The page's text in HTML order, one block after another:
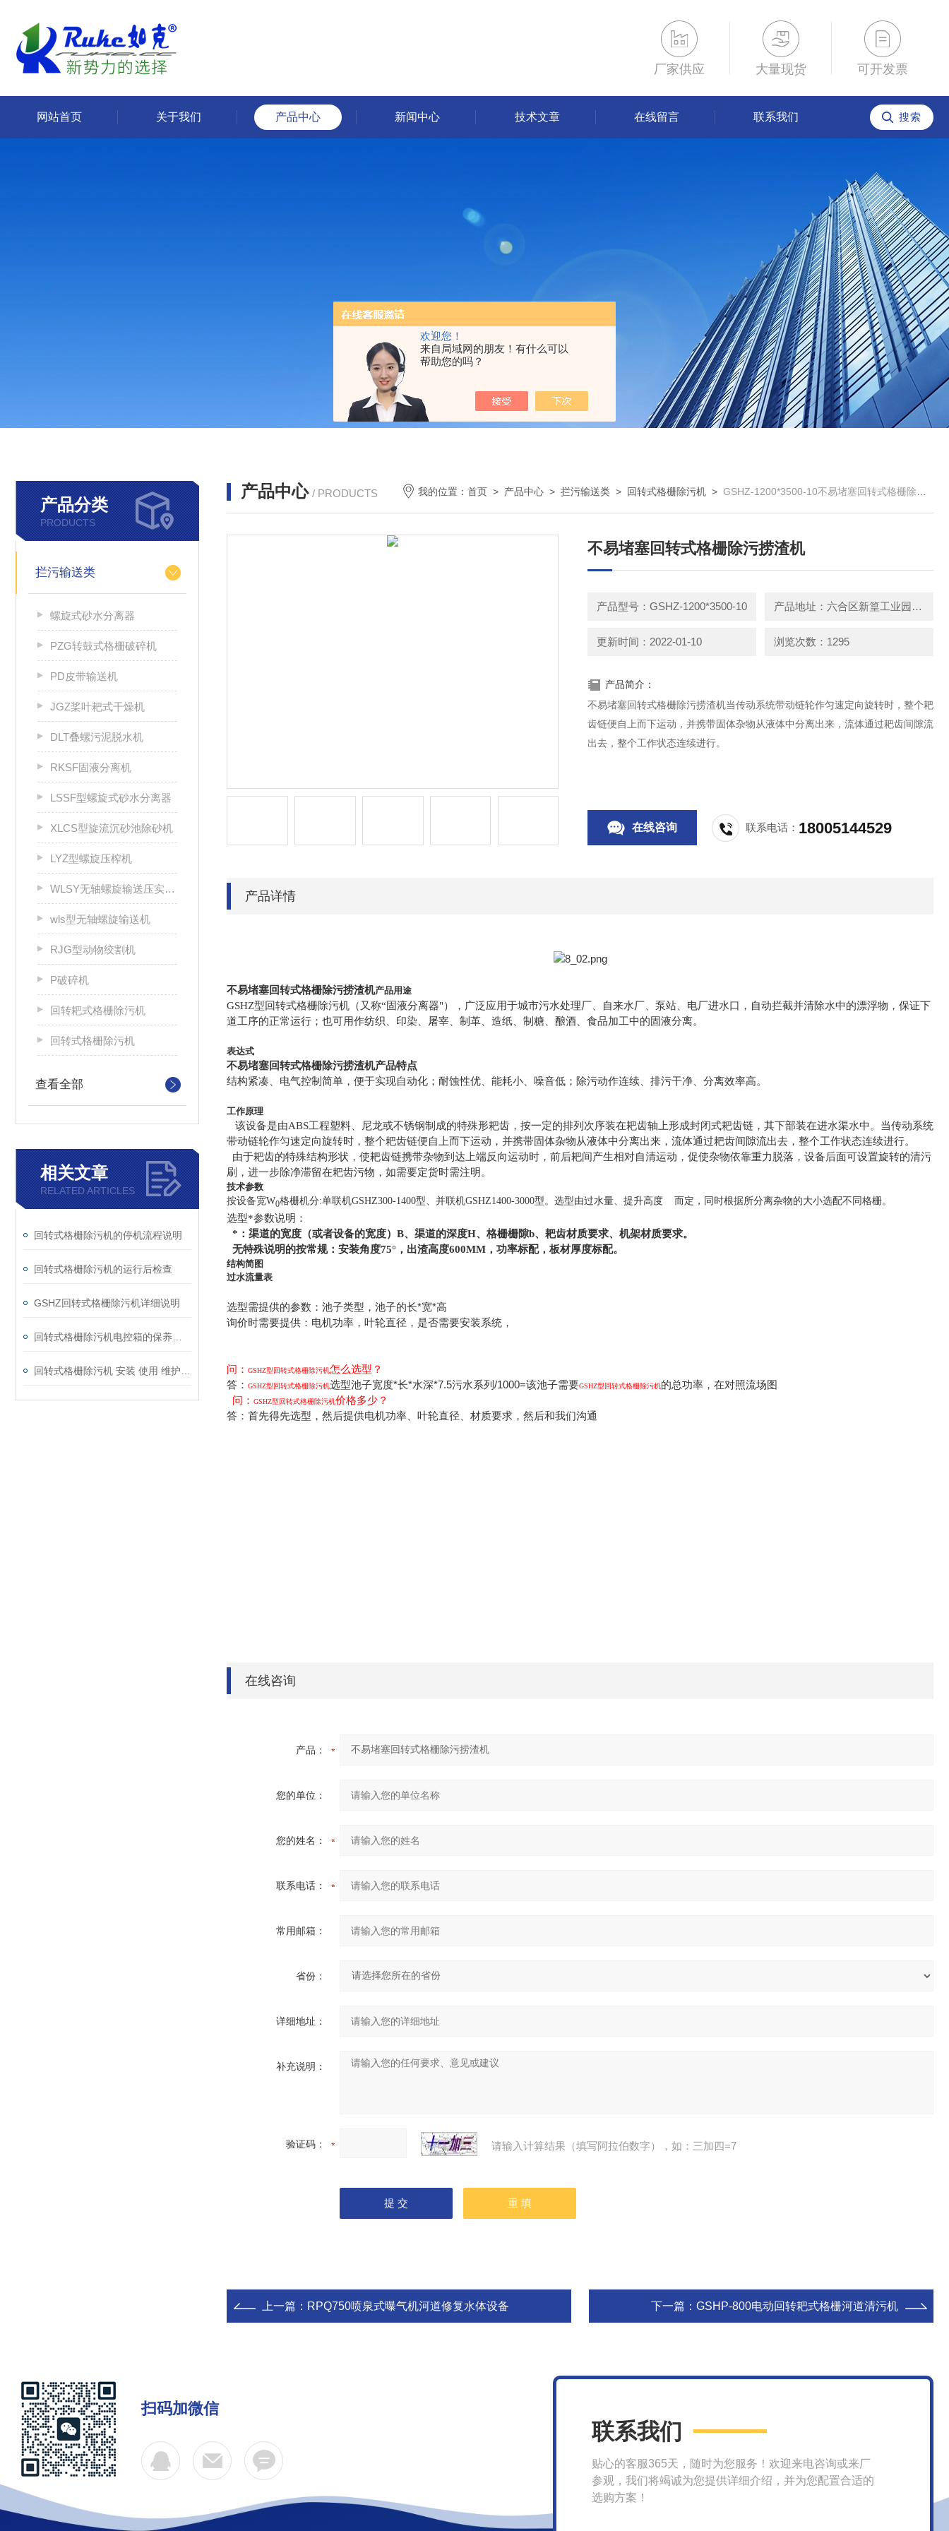
欢迎您！
来自局域网的朋友！有什么可以
帮助您的吗？
厂家供应 大量现货 可开发票
网站首页 关于我们 产品中心 新闻中心 技术文章 在线留言 联系我们
产品分类
PRODUCTS
拦污输送类
螺旋式砂水分离器
PZG转鼓式格栅破碎机
PD皮带输送机
JGZ桨叶耙式干燥机
DLT叠螺污泥脱水机
RKSF固液分离机
LSSF型螺旋式砂水分离器
XLCS型旋流沉砂池除砂机
LYZ型螺旋压榨机
WLSY无轴螺旋输送压实一体机
wls型无轴螺旋输送机
RJG型动物绞割机
P破碎机
回转耙式格栅除污机
回转式格栅除污机
查看全部
相关文章
RELATED ARTICLES
回转式格栅除污机的停机流程说明
回转式格栅除污机的运行后检查
GSHZ回转式格栅除污机详细说明
产品中心 / PRODUCTS 我的位置：首页 > 产品中心 >拦污输送类 > 回转式格栅除污机 >GSHZ-1200*3500-10不易堵塞回转式格栅除污捞渣机
不易堵塞回转式格栅除污捞渣机
产品型号：GSHZ-1200*3500-10 产品地址：六合区新篁工业园园区中路3号
更新时间：2022-01-10 浏览次数：1295
产品简介：
不易堵塞回转式格栅除污捞渣机当传动系统带动链轮作匀速定向旋转时，整个耙
齿链便自上而下运动，并携带固体杂物从液体中分离出来，流体通过耙齿间隙流
出去，整个工作状态连续进行。
在线咨询 联系电话： 18005144529
产品详情
不易堵塞回转式格栅除污捞渣机产品用途
GSHZ型回转式格栅除污机（又称“固液分离器"），广泛应用于城市污水处理厂、自来水厂、泵站、电厂进水口，自动拦截并清除水中的漂浮物，保证下
道工序的正常运行；也可用作纺织、印染、屠宰、制革、造纸、制糖、酿酒、食品加工中的固液分离。
表达式
不易堵塞回转式格栅除污捞渣机产品特点
结构紧凑、电气控制简单，便于实现自动化；耐蚀性优、能耗小、噪音低；除污动作连续、排污干净、分离效率高。
工作原理
该设备是由ABS工程塑料、尼龙或不锈钢制成的特殊形耙齿，按一定的排列次序装在耙齿轴上形成封闭式耙齿链，其下部装在进水渠水中。当传动系统
带动链轮作匀速定向旋转时，整个耙齿链便自上而下运动，并携带固体杂物从液体中分离出来，流体通过耙齿间隙流出去，整个工作状态连续进行。
由于耙齿的特殊结构形状，使耙齿链携带杂物到达上端反向运动时，前后耙间产生相对自清运动，促使杂物依靠重力脱落， 设备后面可设置旋转的清污
刷，进一步除净滞留在耙齿污物，如需要定货时需注明。
技术参数
按设备宽W0格栅机分:单联机GSHZ300-1400型、并联机GSHZ1400-3000型。选型由过水量、提升高度 而定，同时根据所分离杂物的大小选配不同格栅。
选型*参数说明：
*：渠道的宽度（或者设备的宽度）B、渠道的深度H、格栅栅隙b、耙齿材质要求、机架材质要求。
无特殊说明的按常规：安装角度75°，出渣高度600MM，功率标配，板材厚度标配。
结构简图
过水流量表
选型需提供的参数：池子类型，池子的长*宽*高
询价时需要提供：电机功率，叶轮直径，是否需要安装系统，
问： GSHZ型回转式格栅除污机怎么选型？
答： GSHZ型回转式格栅除污机选型池子宽度*长*水深*7.5污水系列/1000=该池子需要GSHZ型回转式格栅除污机的总功率，在对照流场图
问： GSHZ型回转式格栅除污机价格多少？
答：首先得先选型，然后提供电机功率、叶轮直径、材质要求，然后和我们沟通
在线咨询
产品：
您的单位：
您的姓名：
联系电话：
常用邮箱：
省份：
详细地址：
补充说明：
验证码： 请输入计算结果（填写阿拉伯数字），如：三加四=7
上一篇： RPQ750喷泉式曝气机河道修复水体设备 下一篇： GSHP-800电动回转耙式格栅河道清污机
扫码加微信
联系我们
贴心的客服365天，随时为您服务！欢迎来电咨询或来厂
参观，我们将竭诚为您提供详细介绍，并为您配置合适的
选购方案！